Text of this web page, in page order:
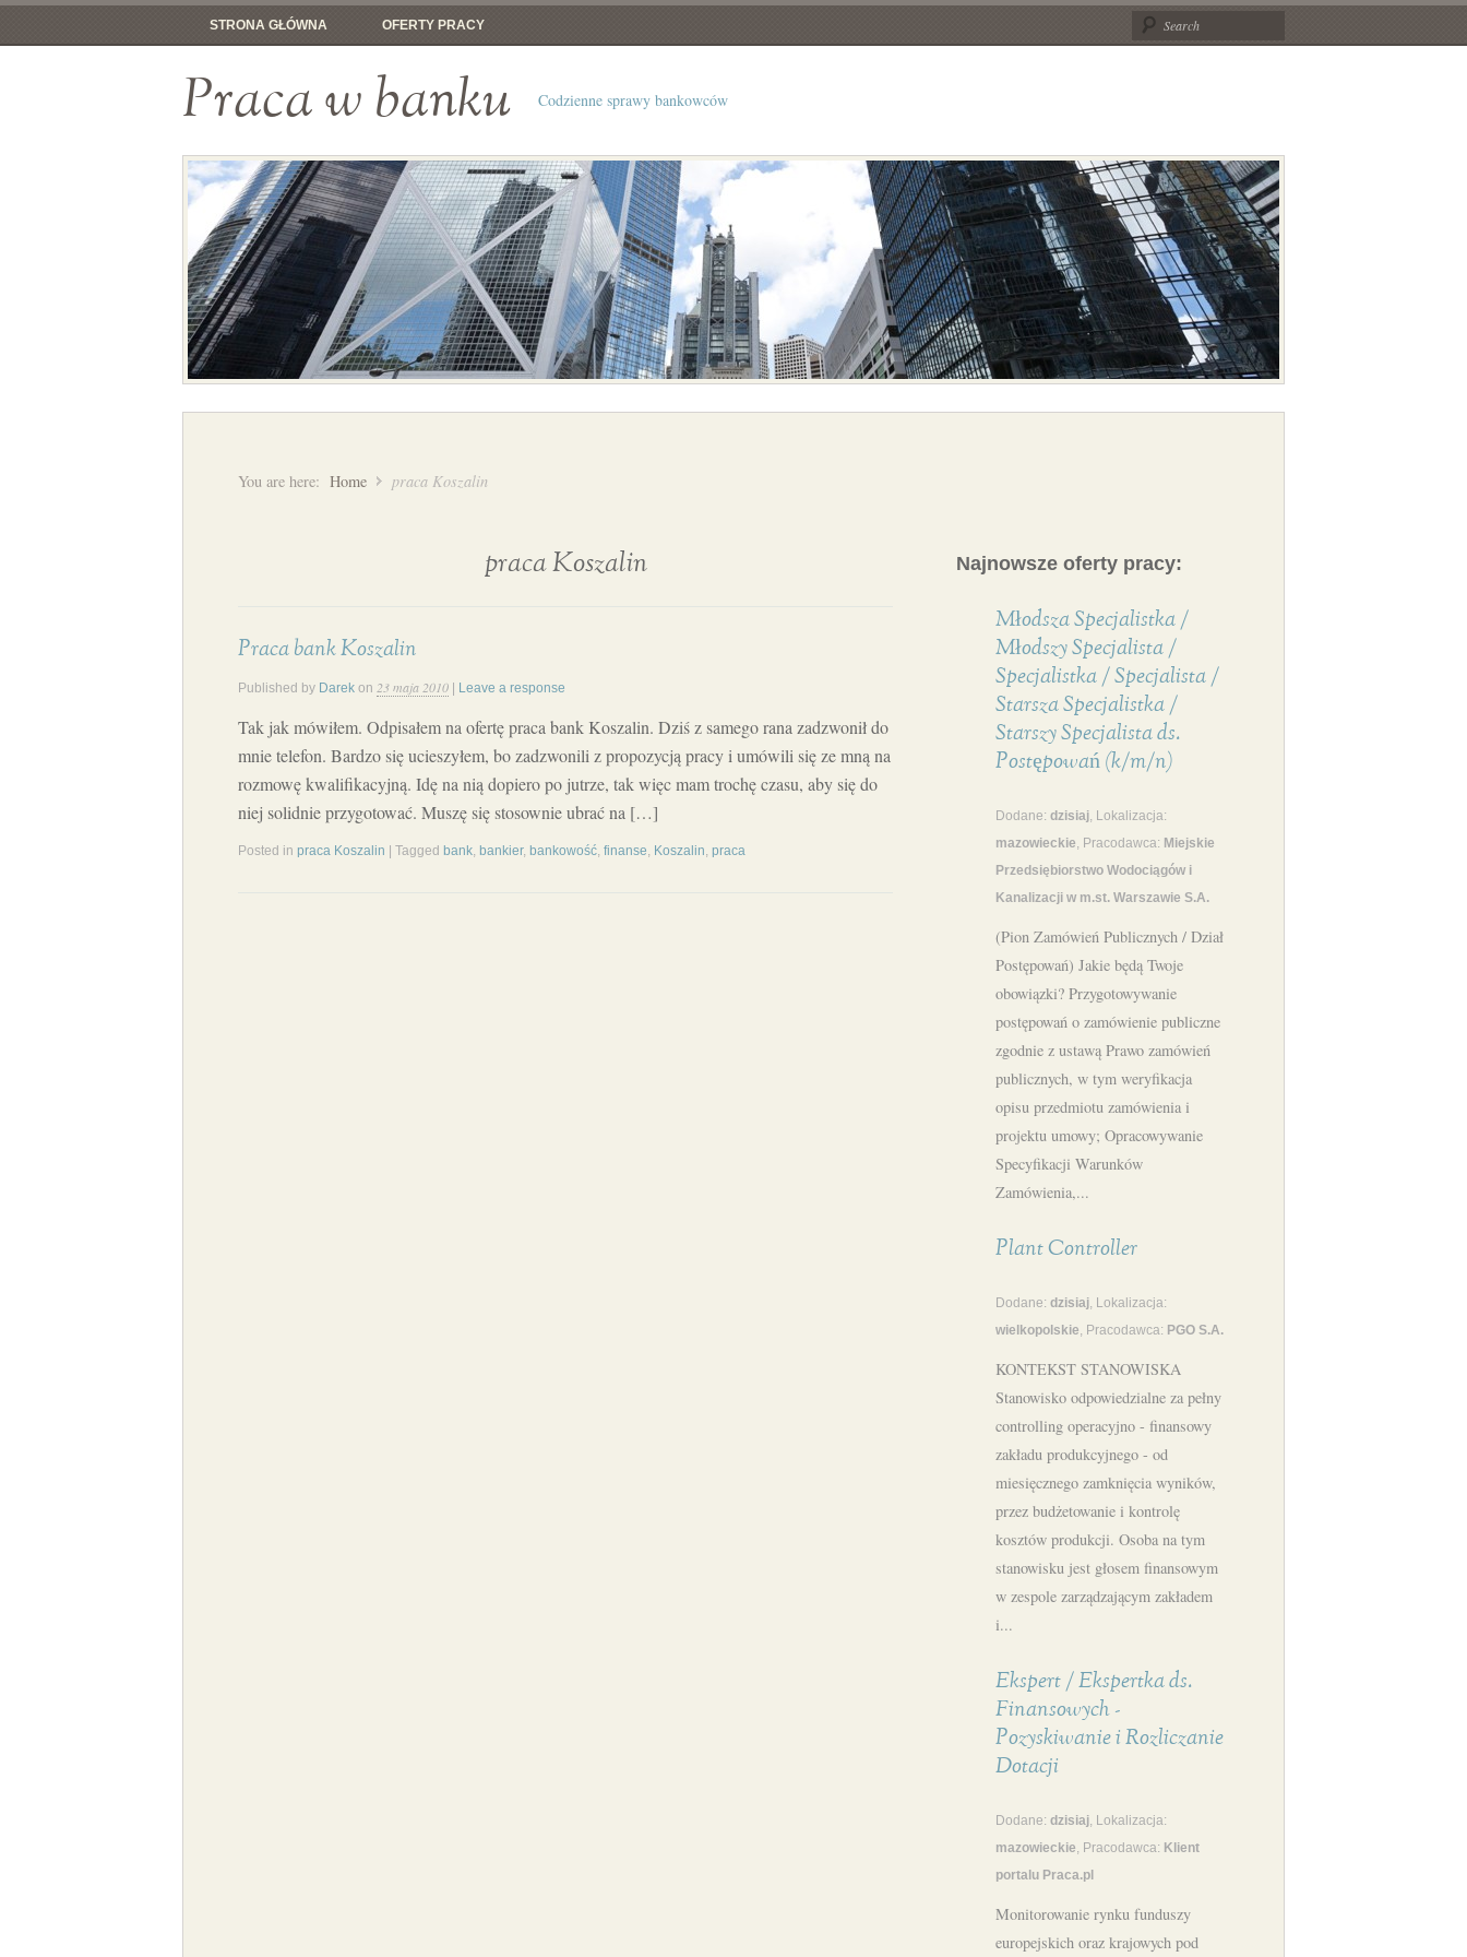
STRONA GŁÓWNA OFERTY PRACY
Praca w banku Codzienne sprawy bankowców
You are here: Home praca Koszalin
praca Koszalin
Praca bank Koszalin
Published by Darek on 23 maja 2010 Leave a response
Tak jak mówiłem. Odpisałem na ofertę praca bank Koszalin. Dziś z samego rana zadzwonił do
mnie telefon. Bardzo się ucieszyłem, bo zadzwonili z propozycją pracy i umówili się ze mną na
rozmowę kwalifikacyjną. Idę na nią dopiero po jutrze, tak więc mam trochę czasu, aby się do
niej solidnie przygotować. Muszę się stosownie ubrać na […]
Posted in praca Koszalin | Tagged bank, bankier, bankowość, finanse, Koszalin, praca
Najnowsze oferty pracy:
Młodsza Specjalistka /
Młodszy Specjalista /
Specjalistka / Specjalista /
Starsza Specjalistka /
Starszy Specjalista ds.
Postępowań (k/m/n)
Dodane: dzisiaj, Lokalizacja:
mazowieckie, Pracodawca: Miejskie
Przedsiębiorstwo Wodociągów i
Kanalizacji w m.st. Warszawie S.A.
(Pion Zamówień Publicznych / Dział
Postępowań) Jakie będą Twoje
obowiązki? Przygotowywanie
postępowań o zamówienie publiczne
zgodnie z ustawą Prawo zamówień
publicznych, w tym weryfikacja
opisu przedmiotu zamówienia i
projektu umowy; Opracowywanie
Specyfikacji Warunków
Zamówienia,...
Plant Controller
Dodane: dzisiaj, Lokalizacja:
wielkopolskie, Pracodawca: PGO S.A.
KONTEKST STANOWISKA
Stanowisko odpowiedzialne za pełny
controlling operacyjno - finansowy
zakładu produkcyjnego - od
miesięcznego zamknięcia wyników,
przez budżetowanie i kontrolę
kosztów produkcji. Osoba na tym
stanowisku jest głosem finansowym
w zespole zarządzającym zakładem
i...
Ekspert / Ekspertka ds.
Finansowych -
Pozyskiwanie i Rozliczanie
Dotacji
Dodane: dzisiaj, Lokalizacja:
mazowieckie, Pracodawca: Klient
portalu Praca.pl
Monitorowanie rynku funduszy
europejskich oraz krajowych pod